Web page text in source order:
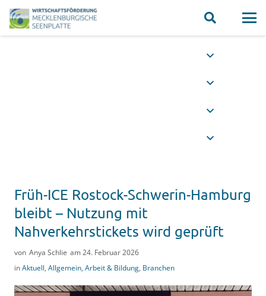
Früh-ICE Rostock-Schwerin-Hamburg
bleibt – Nutzung mit
Nahverkehrstickets wird geprüft
von Anya Schlie am24. Februar 2026
inAktuell, Allgemein, Arbeit & Bildung, Branchen